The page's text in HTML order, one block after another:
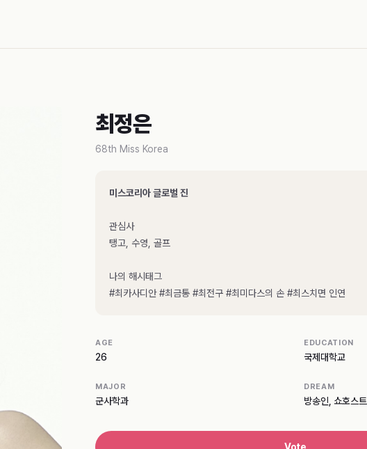
최정은
68th Miss Korea
미스코리아 글로벌 진
관심사
탱고, 수영, 골프
나의 해시태그
#최카사디안 #최금통 #최전구 #최미다스의 손 #최스치면 인연
AGE
26
EDUCATION
국제대학교
MAJOR
군사학과
DREAM
방송인, 쇼호스트